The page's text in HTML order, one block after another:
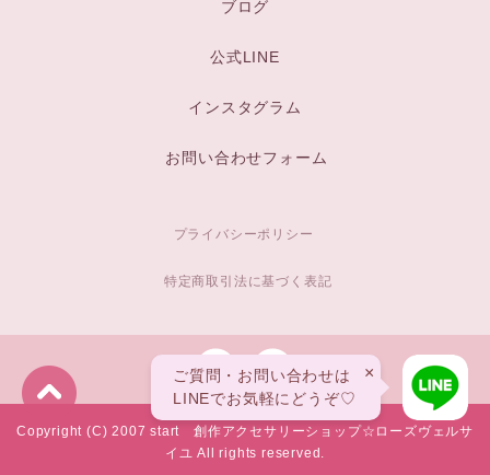
ブログ
公式LINE
インスタグラム
お問い合わせフォーム
プライバシーポリシー
特定商取引法に基づく表記
Copyright (C) 2007 start 創作アクセサリーショップ☆ローズヴェルサ
イユ All rights reserved.
ご質問・お問い合わせは
LINEでお気軽にどうぞ♡
×